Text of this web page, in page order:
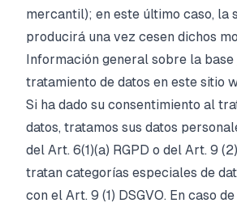
mercantil); en este último caso, la
producirá una vez cesen dichos
Información general sobre la
tratamiento de datos en este sitio
Si ha dado su consentimiento al
datos, tratamos sus datos
del Art. 6(1)(a) RGPD o del Art. 9
tratan categorías especiales de
con el Art. 9 (1) DSGVO. En caso